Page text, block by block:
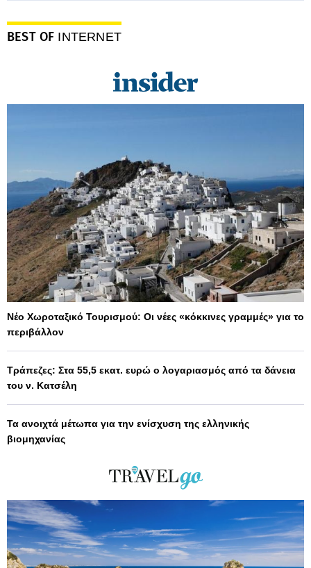
BEST OF INTERNET
Νέο Χωροταξικό Τουρισμού: Οι νέες «κόκκινες γραμμές» για το
περιβάλλον
Τράπεζες: Στα 55,5 εκατ. ευρώ ο λογαριασμός από τα δάνεια
του ν. Κατσέλη
Τα ανοιχτά μέτωπα για την ενίσχυση της ελληνικής
βιομηχανίας